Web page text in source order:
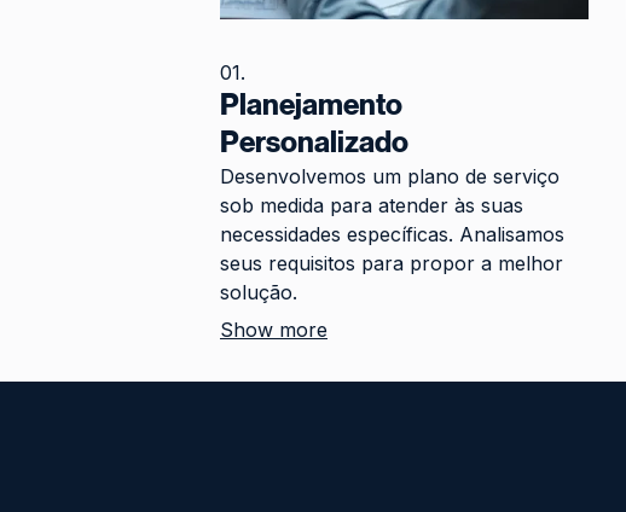
01.
Planejamento
Personalizado
Desenvolvemos um plano de serviço
sob medida para atender às suas
necessidades específicas. Analisamos
seus requisitos para propor a melhor
solução.
Show more